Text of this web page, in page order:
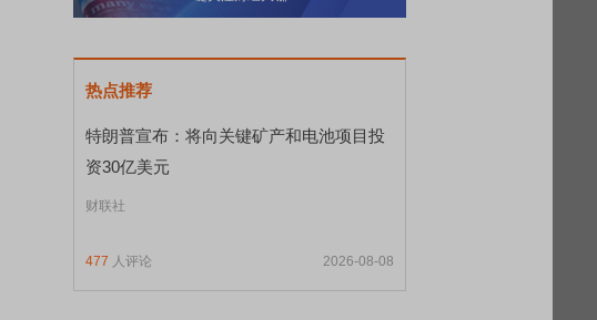
热点推荐
特朗普宣布：将向关键矿产和电池项目投
资30亿美元
财联社
477 人评论 2026-08-08